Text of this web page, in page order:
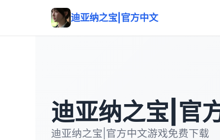
迪亚纳之宝|官方中文
迪亚纳之宝|官
迪亚纳之宝|官方中文游戏免费下载